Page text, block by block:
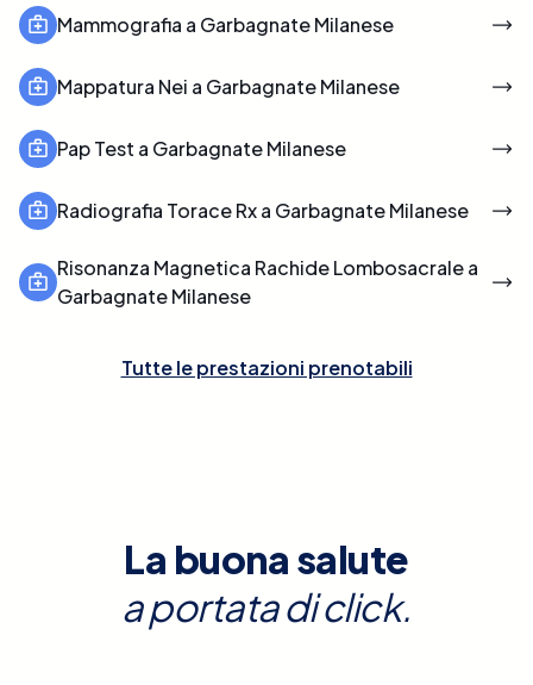
Mammografia a Garbagnate Milanese
Mappatura Nei a Garbagnate Milanese
Pap Test a Garbagnate Milanese
Radiografia Torace Rx a Garbagnate Milanese
Risonanza Magnetica Rachide Lombosacrale a
Garbagnate Milanese
Tutte le prestazioni prenotabili
La buona salute
a portata di click.